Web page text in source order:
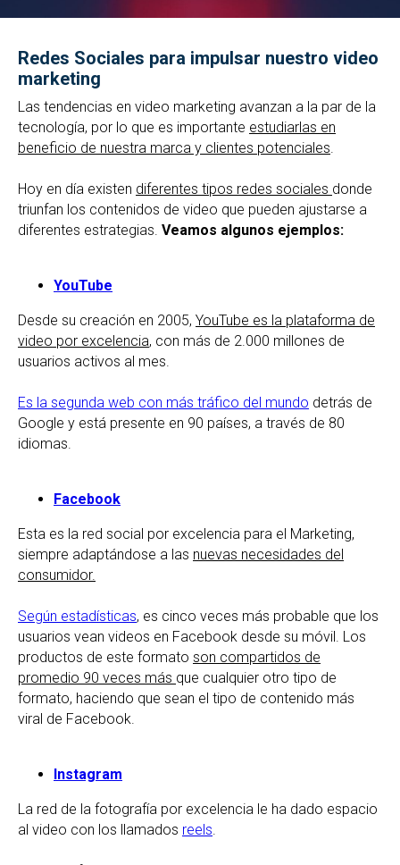
Redes Sociales para impulsar nuestro video
marketing
Las tendencias en video marketing avanzan a la par de la
tecnología, por lo que es importante estudiarlas en
beneficio de nuestra marca y clientes potenciales
Hoy en día existen diferentes tipos redes sociales donde
triunfan los contenidos de video que pueden ajustarse a
diferentes estrategias. Veamos algunos ejemplos:
YouTube
Desde su creación en 2005, YouTube es la plataforma de
video por excelencia, con más de 2.000 millones de
usuarios activos al mes.
Es la segunda web con más tráfico del mundo detrás de
Google y está presente en 90 países, a través de 80
idiomas.
Facebook
Esta es la red social por excelencia para el Marketing,
siempre adaptándose a las nuevas necesidades del
consumidor.
Según estadísticas, es cinco veces más probable que los
usuarios vean videos en Facebook desde su móvil. Los
productos de este formato son compartidos de
promedio 90 veces más que cualquier otro tipo de
formato, haciendo que sean el tipo de contenido más
viral de Facebook.
Instagram
La red de la fotografía por excelencia le ha dado espacio
al video con los llamados reels